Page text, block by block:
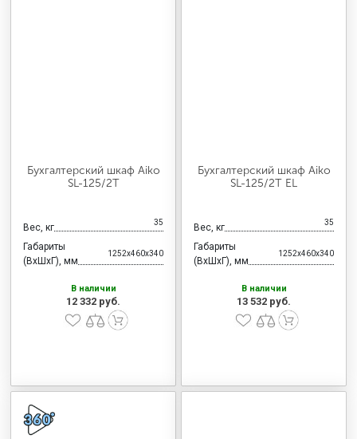
Бухгалтерский шкаф Aiko
SL-125/2Т
Вес, кг 35
Габариты
(ВхШхГ), мм
1252x460x340
В наличии
12 332 руб.
Бухгалтерский шкаф Aiko
SL-125/2Т EL
Вес, кг 35
Габариты
(ВхШхГ), мм
1252x460x340
В наличии
13 532 руб.